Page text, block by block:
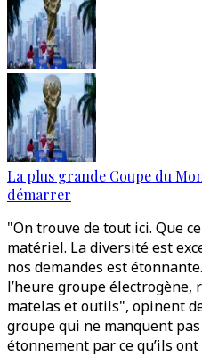
La plus grande Coupe du
démarrer
"On trouve de tout ici. Que
matériel. La diversité est
nos demandes est
l’heure groupe électrogène,
matelas et outils", opinent
groupe qui ne manquent
étonnement par ce qu’ils